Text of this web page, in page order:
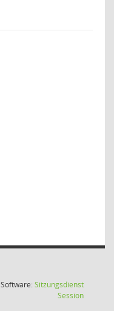
Software:Sitzungsdienst
Session(Wird in